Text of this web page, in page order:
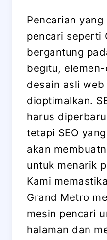
Pencarian
pencari seperti
bergantung
begitu,
desain asli web
dioptimalkan.
harus
tetapi SEO
akan
untuk menarik
Kami
Grand Metro
mesin pencari
halaman dan